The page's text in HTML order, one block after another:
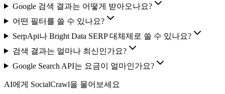
Google 검색 결과는 어떻게 받아오나요?
어떤 필터를 쓸 수 있나요?
SerpApi나 Bright Data SERP 대체제로 쓸 수 있나요?
검색 결과는 얼마나 최신인가요?
Google Search API는 요금이 얼마인가요?
AI에게 SocialCrawl을 물어보세요